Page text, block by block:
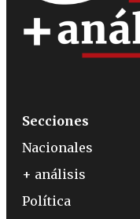
Secciones
Nacionales
+ análisis
Política